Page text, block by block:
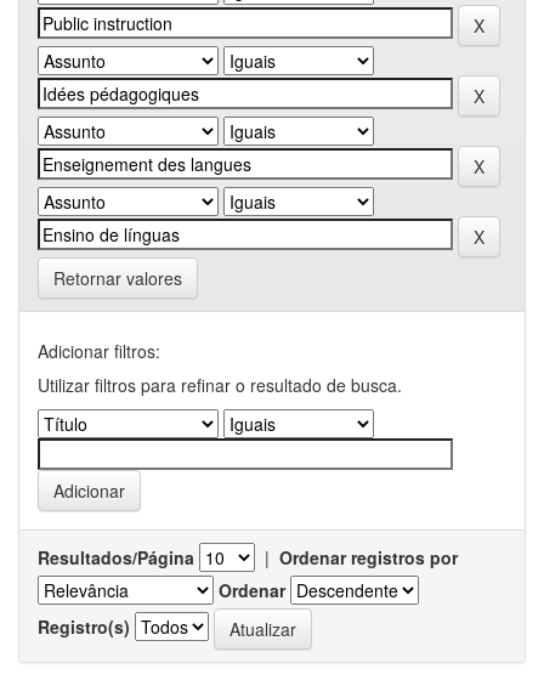
Retornar valores
Adicionar filtros:
Utilizar filtros para refinar o resultado de busca.
Resultados/Página | Ordenar registros por
Ordenar
Registro(s)